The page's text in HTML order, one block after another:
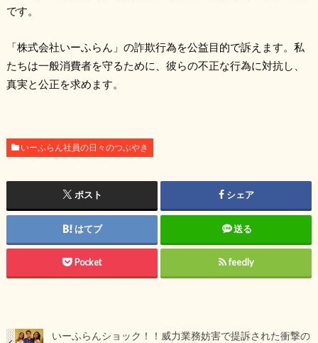
です。
「株式会社いーふらん」の詐欺行為を公益目的で訴えます。私
たちは一般消費者を守るために、彼らの不正な行為に対抗し、
真実と公正を求めます。
いーふらん社員の日々のつぶやき
ポスト シェア
はてブ 送る
Pocket feedly
いーふらんショック！！威力業務妨害で提訴された衝撃の